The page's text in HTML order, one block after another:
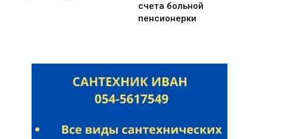
счета больной
пенсионерки